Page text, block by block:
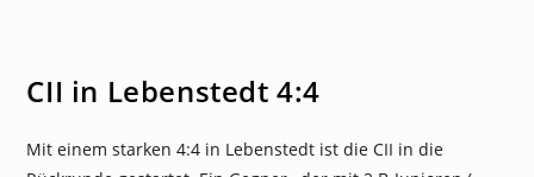
CII in Lebenstedt 4:4
Mit einem starken 4:4 in Lebenstedt ist die CII in die